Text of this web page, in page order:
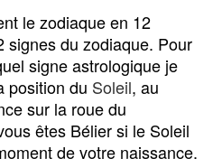
le zodiaque en 12
signes du zodiaque. Pour
signe astrologique je
position du Soleil, au
sur la roue du
êtes Bélier si le Soleil
de votre naissance.